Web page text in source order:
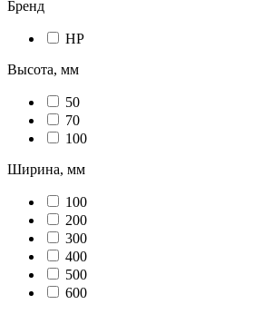
Бренд
НР
Высота, мм
50
70
100
Ширина, мм
100
200
300
400
500
600